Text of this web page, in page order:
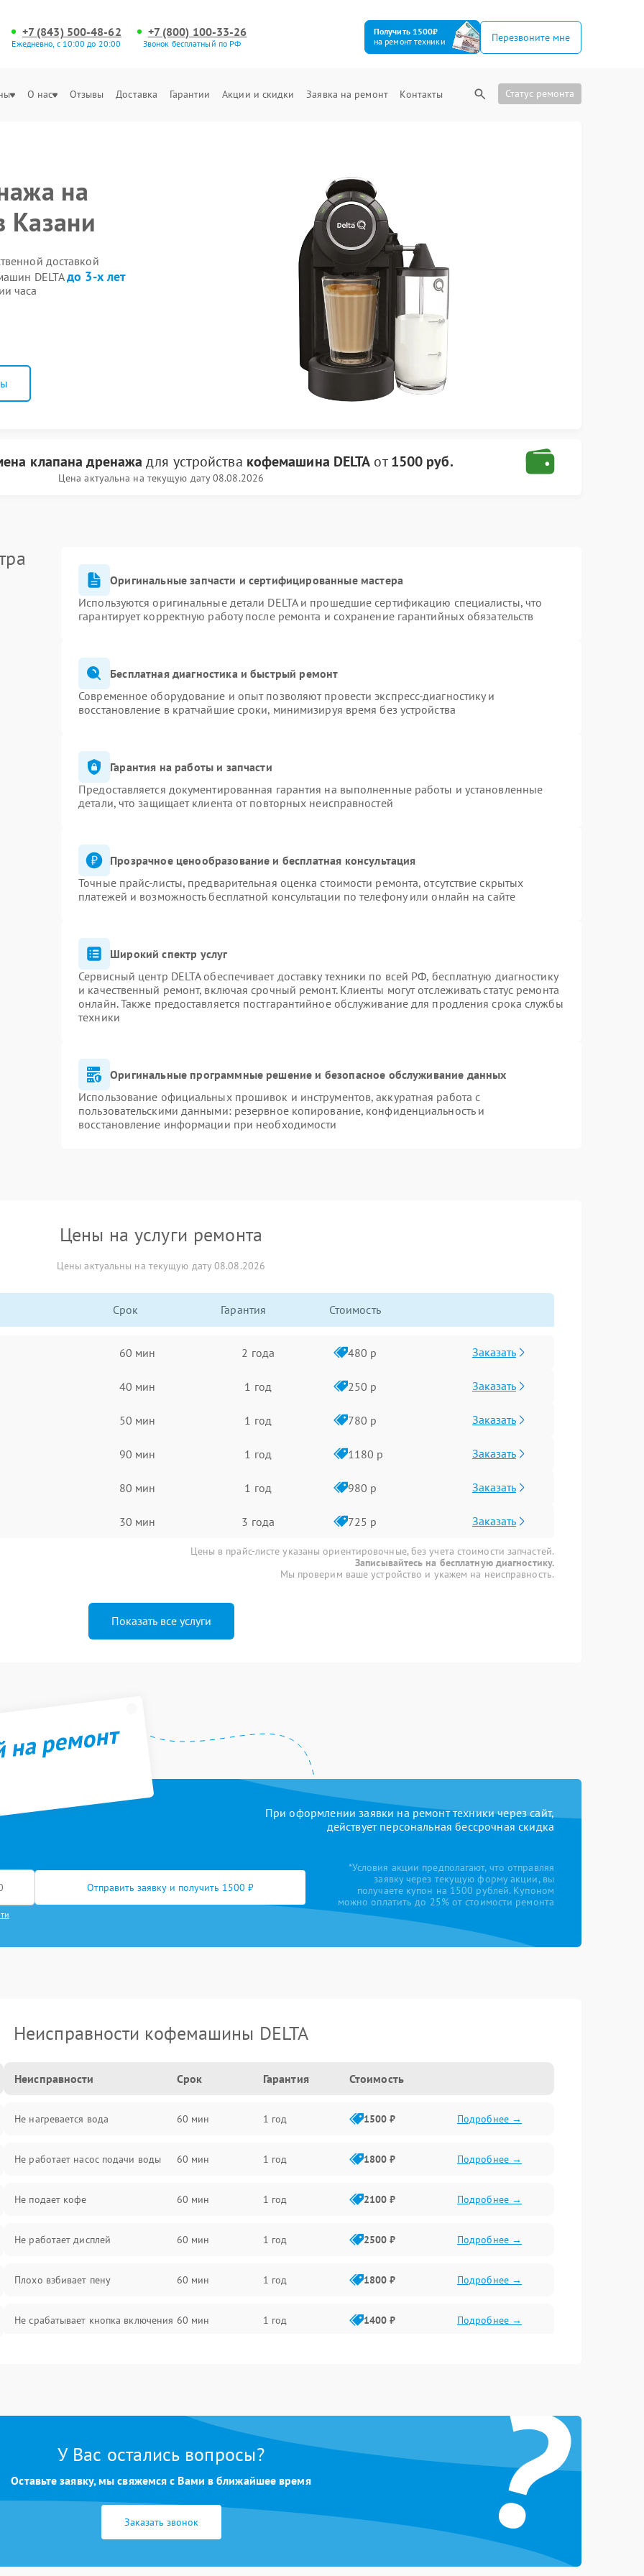
+7 (843) 500-48-62
Ежедневно, с 10:00 до 20:00
+7 (800) 100-33-26
Звонок бесплатный по РФ
Получить 1500₽
на ремонт техники
Перезвоните мне
О нас Отзывы Доставка Гарантии Акции и скидки Заявка на ремонт Контакты Статус ремонта
на
Казани
доставкой
DELTAдо 3-х лет
часа
клапана дренажа для устройства кофемашина DELTA от1500 руб.
Цена актуальна на текущую дату 08.08.2026
Оригинальные запчасти и сертифицированные мастера
Используются оригинальные детали DELTA и прошедшие сертификацию специалисты, что
гарантирует корректную работу после ремонта и сохранение гарантийных обязательств
Бесплатная диагностика и быстрый ремонт
Современное оборудование и опыт позволяют провести экспресс-диагностику и
восстановление в кратчайшие сроки, минимизируя время без устройства
Гарантия на работы и запчасти
Предоставляется документированная гарантия на выполненные работы и установленные
детали, что защищает клиента от повторных неисправностей
Прозрачное ценообразование и бесплатная консультация
Точные прайс-листы, предварительная оценка стоимости ремонта, отсутствие скрытых
платежей и возможность бесплатной консультации по телефону или онлайн на сайте
Широкий спектр услуг
Сервисный центр DELTA обеспечивает доставку техники по всей РФ, бесплатную диагностику
и качественный ремонт, включая срочный ремонт. Клиенты могут отслеживать статус ремонта
онлайн. Также предоставляется постгарантийное обслуживание для продления срока службы
техники
Оригинальные программные решение и безопасное обслуживание данных
Использование официальных прошивок и инструментов, аккуратная работа с
пользовательскими данными: резервное копирование, конфиденциальность и
восстановление информации при необходимости
Цены на услуги ремонта
Цены актуальны на текущую дату 08.08.2026
Срок Гарантия Стоимость
60 мин 2 года 480 р Заказать
40 мин 1 год 250 р Заказать
50 мин 1 год 780 р Заказать
90 мин 1 год 1180 р Заказать
80 мин 1 год 980 р Заказать
30 мин 3 года 725 р Заказать
Цены в прайс-листе указаны ориентировочные, без учета стоимости запчастей.
Записывайтесь на бесплатную диагностику.
Мы проверим ваше устройство и укажем на неисправность.
Показать все услуги
ремонт
При оформлении заявки на ремонт техники через сайт,
действует персональная бессрочная скидка
Отправить заявку и получить 1500 ₽
*Условия акции предполагают, что отправляя
заявку через текущую форму акции, вы
получаете купон на 1500 рублей. Купоном
можно оплатить до 25% от стоимости ремонта
Неисправности кофемашины DELTA
Неисправности Срок Гарантия Стоимость
Не нагревается вода 60 мин 1 год 1500 ₽ Подробнее →
Не работает насос подачи воды 60 мин 1 год 1800 ₽ Подробнее →
Не подает кофе 60 мин 1 год 2100 ₽ Подробнее →
Не работает дисплей 60 мин 1 год 2500 ₽ Подробнее →
Плохо взбивает пену 60 мин 1 год 1800 ₽ Подробнее →
Не срабатывает кнопка включения 60 мин 1 год 1400 ₽ Подробнее →
?
У Вас остались вопросы?
Оставьте заявку, мы свяжемся с Вами в ближайшее время
Заказать звонок